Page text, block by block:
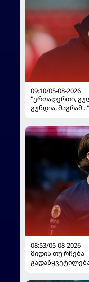
09:10/05-08-2026
"ერთადერთი,
გუნდია,
მოჰყავს
08:53/05-08-2026
მიდის თუ რჩება